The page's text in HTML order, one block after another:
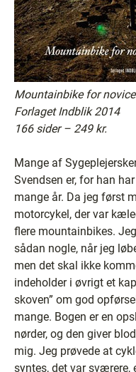
Mountainbike for
Forlaget Indblik 2014
166 sider – 249 kr.
Mange af
Svendsen er, for han
mange år. Da jeg først
motorcykel, der var
flere mountainbikes.
sådan nogle, når jeg
men det skal ikke
indeholder i øvrigt et
skoven” om god
mange. Bogen er en
nørder, og den giver
mig. Jeg prøvede at
syntes, det var sværere,